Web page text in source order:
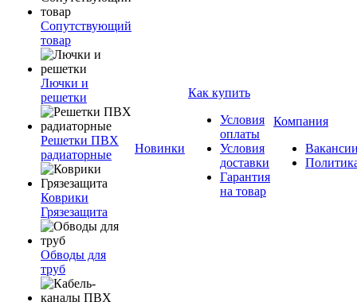
Сопутствующий
товар
Лючки и
решетки
Решетки ПВХ
радиаторные
Коврики
Грязезащита
Обводы для
труб
Новинки
Как купить
Условия
оплаты
Условия
доставки
Гарантия
на товар
Компания